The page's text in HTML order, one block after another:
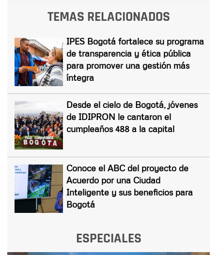
TEMAS RELACIONADOS
IPES Bogotá fortalece su programa
de transparencia y ética pública
para promover una gestión más
íntegra
Desde el cielo de Bogotá, jóvenes
de IDIPRON le cantaron el
cumpleaños 488 a la capital
Conoce el ABC del proyecto de
Acuerdo por una Ciudad
Inteligente y sus beneficios para
Bogotá
ESPECIALES